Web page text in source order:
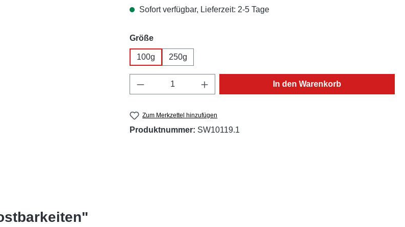
Sofort verfügbar, Lieferzeit: 2-5 Tage
Größeauswählen
100g 250g
Produkt Anzahl: Gib den gewünschten Wert ein
In den Warenkorb
Zum Merkzettel hinzufügen
Produktnummer: SW10119.1